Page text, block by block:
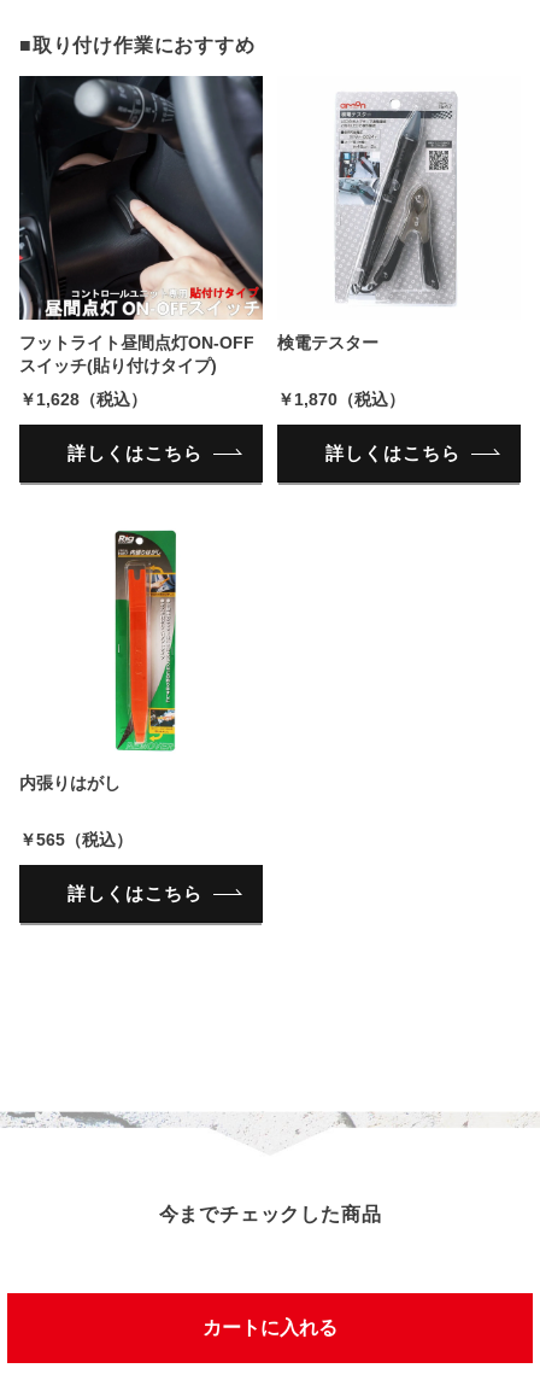
カートに入れる
■取り付け作業におすすめ
フットライト昼間点灯ON-OFF
スイッチ(貼り付けタイプ)
￥1,628（税込）
詳しくはこちら
検電テスター
￥1,870（税込）
詳しくはこちら
内張りはがし
￥565（税込）
詳しくはこちら
今までチェックした商品
この商品を見た人は、こんな商品を見ています